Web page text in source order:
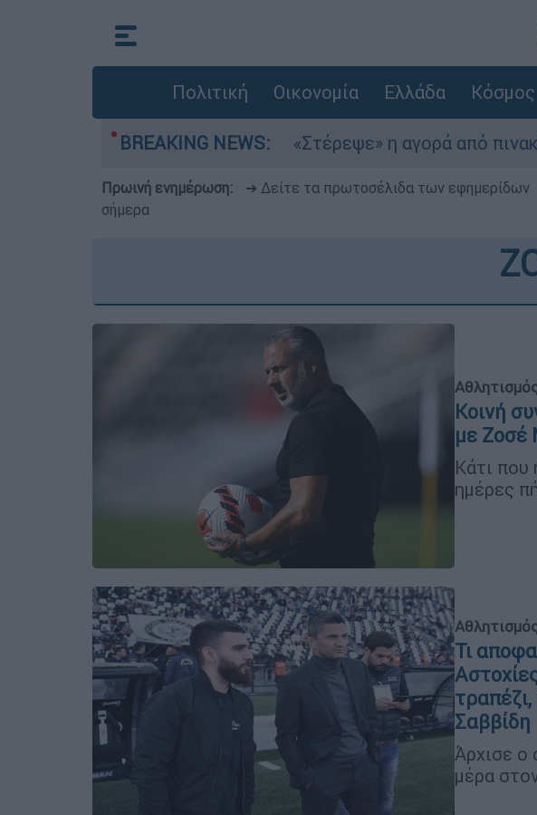
Πολιτική Οικονομία Ελλάδα Κόσμος
BREAKING NEWS:
«Στέρεψε» η αγορά από πινακίδες
Πρωινή ενημέρωση: ➔ Δείτε τα πρωτοσέλιδα των εφημερίδων
σήμερα
Κοινή
με Ζοσέ
Κάτι που
ημέρες
Τι
Σαββίδη
Άρχισε ο
μέρα